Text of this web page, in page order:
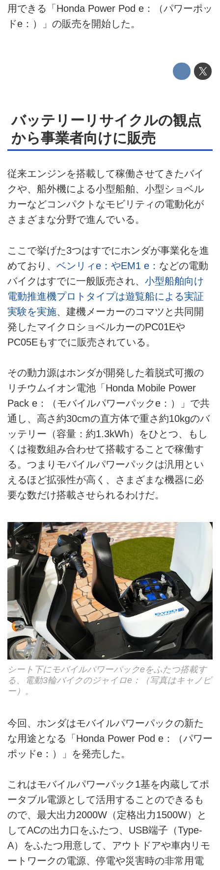
このメディアについて
運営会社
お問い合せ
広告掲載について
用できる「Honda Power Pod e：（パワーポッ
ドe：）」の販売を開始した。
バッテリーリサイクルの観点
から事業者向けに販売
従来エンジンを搭載して稼働させてきたバイ
クや、船外機による小型船舶、小型ショベル
カーなどコンパクトなモビリティの電動化が
さまざまな分野で進んでいる。
ここで挙げた3つはすでにホンダが事業化を進
めており、 ベンリィe：やEM1 e： などの電動
バイクはすでに一般販売され、 小型船舶向け
電動推進機プロトタイプは遊覧船による実証
実験を実施、建機メーカーのコマツと共同開
発したマイクロショベルカーのPC01Eや
PC05Eもすでに販売されている。
その動力源はホンダが開発した着脱式可搬の
リチウムイオン電池「Honda Mobile Power
Pack e：（モバイルパワーパックe：）」で共
通し、高さ約30cmの直方体で重さ約10kgのバ
ッテリー（容量：約1.3kWh）をひとつ、もし
くは複数組み合わせて搭載することで稼働す
る。つまりモバイルパワーパックは汎用とい
えるほど拡張性が高く、さまざまな機器に必
要な数だけ搭載させられるわけだ。
シート下にモバイルパワーパックeをふたつ搭載す
る、電動3輪バイクのジャイロe：（写真はキャノピ
ー）。
今回、ホンダはモバイルパワーパックの新た
な用途となる「Honda Power Pod e：（パワー
ポッドe：）」を発売した。
これはモバイルパワーパック1基を内蔵してポ
ータブル電源として活用することのできるも
ので、最大出力2000W（定格出力1500W）と
してACの出力口をふたつ、USB端子（Type-
A）をふたつ用意して、アウトドアや車内リモ
ートワークの電源、停電や災害時の非常用電